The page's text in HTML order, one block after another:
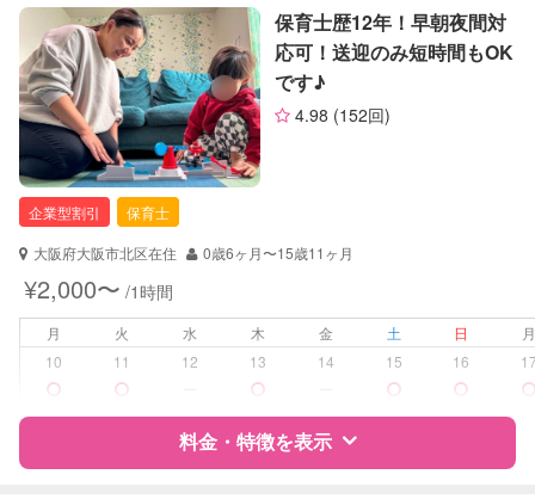
定期予約 可能
お子様の撮影
（定期特典）
対応可能
特徴 料金 レビュー
サポートの特徴
資格
企業型割引対象(旧内閣府補助対象)
自治体届出済ベビーシッター
保育士
対応可能/特徴
送迎サポート
病児対応 病児、病後児、ともに不可
障がい児対応 対応可否は個別に相談
英語レッスン
音楽レッスン
保育士歴12年！早朝夜間対
応可！送迎のみ短時間もOK
です♪
4.98 (152回)
企業型割引
保育士
大阪府大阪市北区在住
0歳6ヶ月〜15歳11ヶ月
¥2,000〜 /1時間
月 火 水 木 金 土 日
10
11 12 13 14 15 16
料金・特徴を表示